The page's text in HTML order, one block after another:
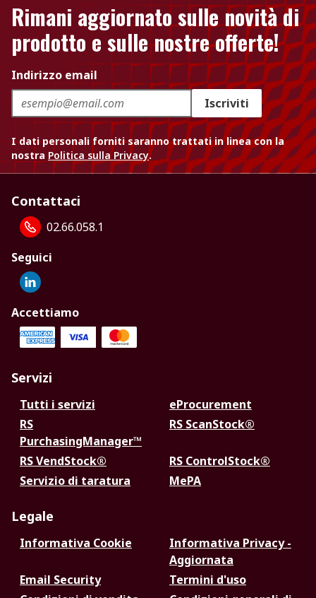
Rimani aggiornato sulle novità di
prodotto e sulle nostre offerte!
Indirizzo email
Iscriviti
I dati personali forniti saranno trattati in linea con la
nostra Politica sulla Privacy.
Contattaci
02.66.058.1
Seguici
Accettiamo
Servizi
Tutti i servizi
eProcurement
RS
PurchasingManager™
RS ScanStock®
RS VendStock®
RS ControlStock®
Servizio di taratura
MePA
Legale
Informativa Cookie
Informativa Privacy -
Aggiornata
Email Security
Termini d'uso